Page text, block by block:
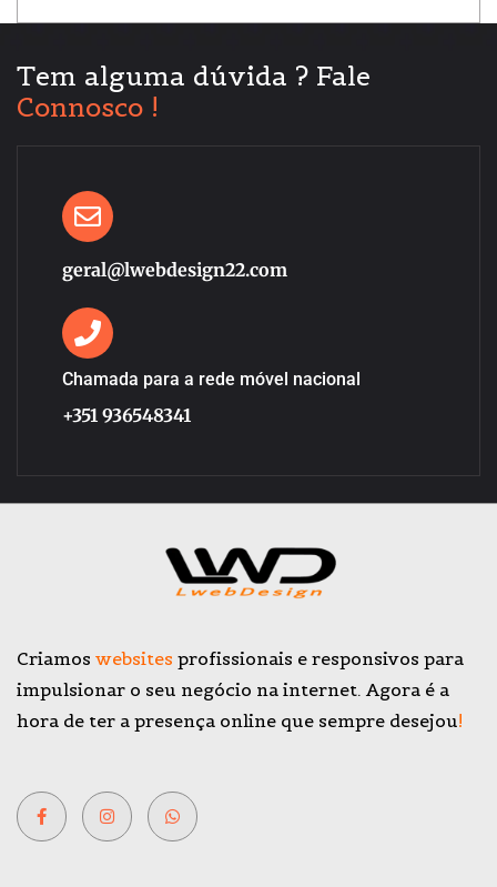
Tem alguma dúvida ? Fale
Connosco !
geral@lwebdesign22.com
Chamada para a rede móvel nacional
+351 936548341
Criamos websites profissionais e responsivos para
impulsionar o seu negócio na internet. Agora é a
hora de ter a presença online que sempre desejou!